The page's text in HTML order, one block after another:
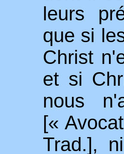
leurs
que si
Christ
et si
nous
[«
Trad.],